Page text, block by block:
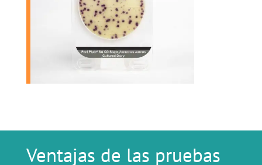
Ventajas de las pruebas